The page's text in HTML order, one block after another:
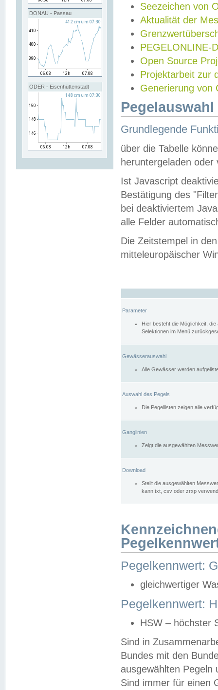
DONAU - Passau
ODER - Eisenhüttenstadt
Seezeichen von
Aktualität der
PEGELONLINE-
Open Source
Projektarbeit zur
Generierung von
Grundlegende
über die Tabelle
heruntergeladen oder
Ist Javascript
Bestätigung des
bei deaktiviertem
alle Felder
Die Zeitstempel in
mitteleuropäischer
Parameter
Hier besteht die Möglichkeit,
Selektionen im Menü
Gewässerauswahl
Alle Gewässer werden
Auswahl des Pegels
Die Pegellisten zeigen alle
Ganglinien
Zeigt die ausgewählten
Download
Stellt die ausgewählten
kann txt, csv oder zrxp
Pegelkennwert:
gleichwertiger
Pegelkennwert:
HSW – höchster
Sind in
Bundes mit den
ausgewählten
Sind immer für einen